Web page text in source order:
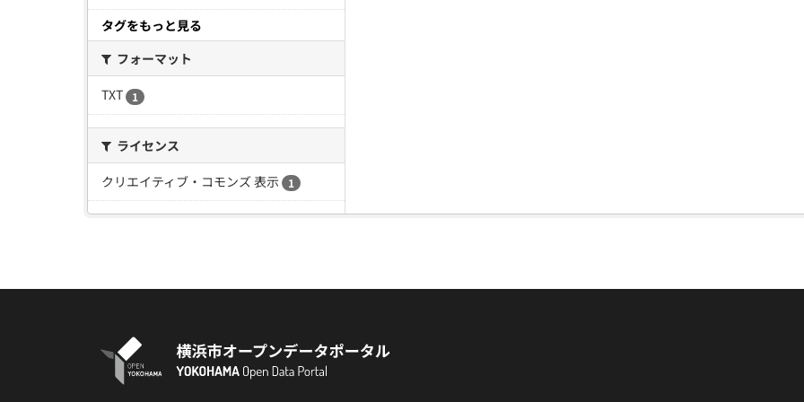
タグをもっと見る
フォーマット
TXT
1
ライセンス
クリエイティブ・コモンズ 表示
1